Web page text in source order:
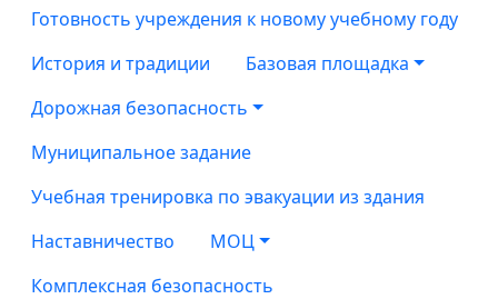
Готовность учреждения к новому учебному году
История и традиции
Базовая площадка
Дорожная безопасность
Муниципальное задание
Учебная тренировка по эвакуации из здания
Наставничество
МОЦ
Комплексная безопасность